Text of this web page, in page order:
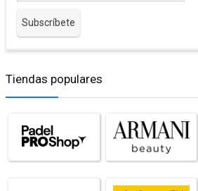
Tiendas populares